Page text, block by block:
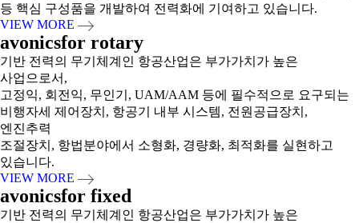
등 핵심 구성품을 개발하여 전력화에 기여하고 있습니다.
VIEW MORE
avonicsfor rotary
기반 전력의 무기체계인 항공산업은 부가가치가 높은
사업으로서,
고정익, 회전익, 무인기, UAM/AAM 등에 필수적으로 요구되는
비행자세 제어장치, 항공기 내부 시스템, 전원공급장치,
엔진추력
조절장치, 항법분야에서 소형화, 경량화, 최적화를 실현하고
있습니다.
VIEW MORE
avonicsfor fixed
기반 전력의 무기체계인 항공산업은 부가가치가 높은